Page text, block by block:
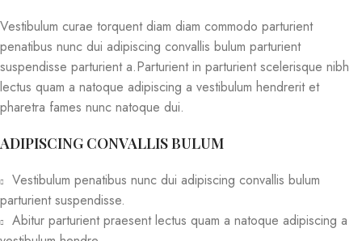
Vestibulum curae torquent diam diam commodo parturient
penatibus nunc dui adipiscing convallis bulum parturient
suspendisse parturient a.Parturient in parturient scelerisque nibh
lectus quam a natoque adipiscing a vestibulum hendrerit et
pharetra fames nunc natoque dui.
ADIPISCING CONVALLIS BULUM
Vestibulum penatibus nunc dui adipiscing convallis bulum
parturient suspendisse.
Abitur parturient praesent lectus quam a natoque adipiscing a